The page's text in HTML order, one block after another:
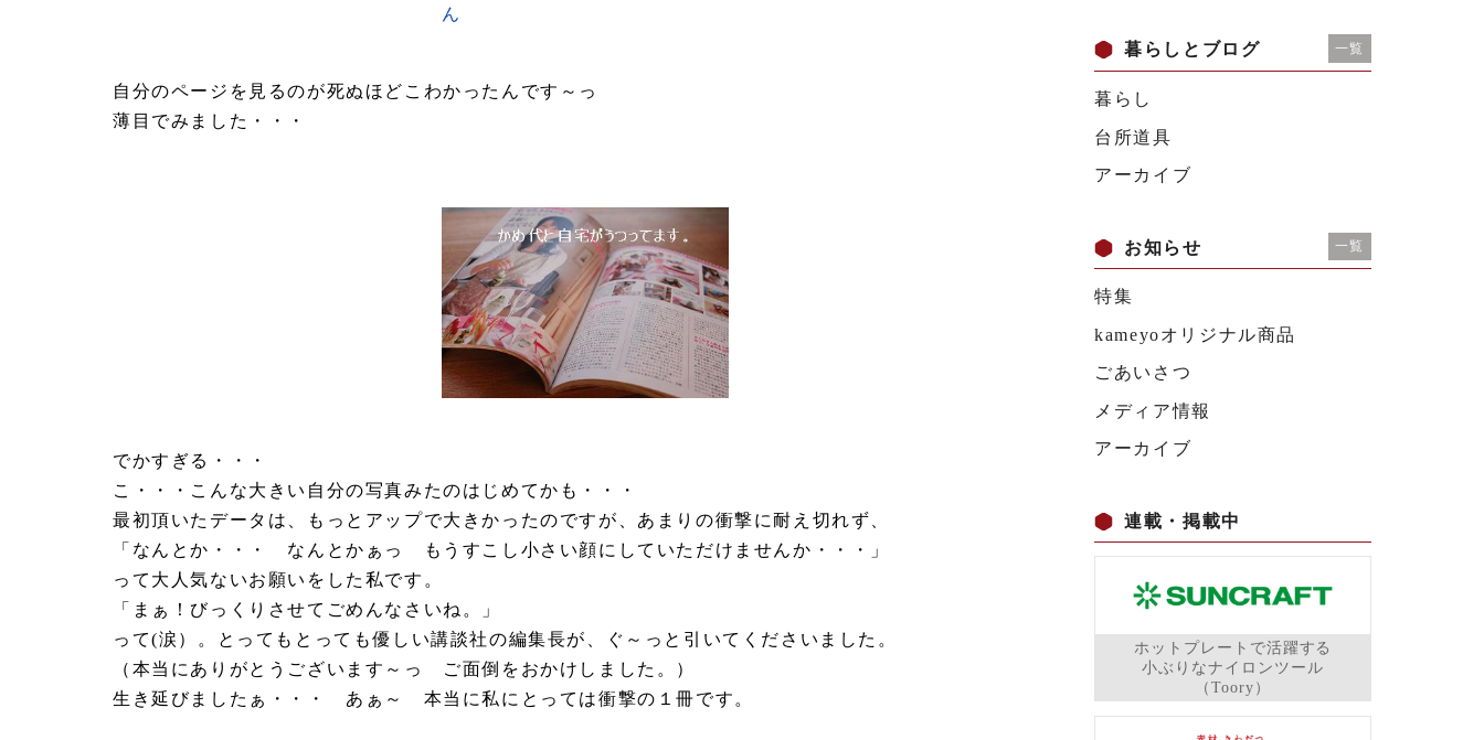
自分のページを見るのが死ぬほどこわかったんです～っ
薄目でみました・・・
でかすぎる・・・
こ・・・こんな大きい自分の写真みたのはじめてかも・・・
最初頂いたデータは、もっとアップで大きかったのですが、あまりの衝撃に耐え切れず、
「なんとか・・・ なんとかぁっ もうすこし小さい顔にしていただけませんか・・・」
って大人気ないお願いをした私です。
「まぁ！びっくりさせてごめんなさいね。」
って(涙）。とってもとっても優しい講談社の編集長が、ぐ～っと引いてくださいました。
（本当にありがとうございます～っ ご面倒をおかけしました。）
生き延びましたぁ・・・ あぁ～ 本当に私にとっては衝撃の１冊です。
暮らしとブログ 一覧
暮らし
台所道具
アーカイブ
お知らせ 一覧
特集
kameyoオリジナル商品
ごあいさつ
メディア情報
アーカイブ
連載・掲載中
ホットプレートで活躍する
小ぶりなナイロンツール
（Toory）